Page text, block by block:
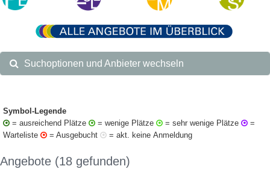
Suchoptionen und Anbieter wechseln
Symbol-Legende
= ausreichend Plätze
= wenige Plätze = sehr wenige Plätze
=
Warteliste
= Ausgebucht = akt. keine Anmeldung
Angebote (18 gefunden)